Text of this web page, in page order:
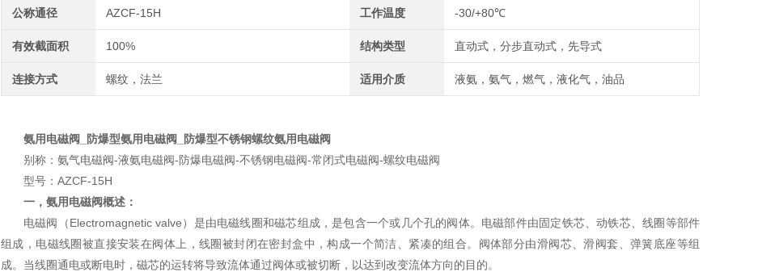
公称通径 AZCF-15H 工作温度 -30/+80℃
有效截面积 100% 结构类型 直动式，分步直动式，先导式
连接方式 螺纹，法兰 适用介质 液氨，氨气，燃气，液化气，油品
氨用电磁阀_防爆型氨用电磁阀_
防爆型不锈钢螺纹氨用电磁阀
别称：氨气电磁阀-液氨电磁阀-防爆电磁阀-不锈钢电磁阀-常闭式电磁阀-螺纹电磁阀
型号：AZCF-15H
一，氨用电磁阀概述：
电磁阀（Electromagnetic valve）是由电磁线圈和磁芯组成，是包含一个或几个孔的阀体。电磁部件由固定铁芯、动铁芯、线圈等部件
组成，电磁线圈被直接安装在阀体上，线圈被封闭在密封盒中，构成一个简洁、紧凑的组合。阀体部分由滑阀芯、滑阀套、弹簧底座等组
成。当线圈通电或断电时，磁芯的运转将导致流体通过阀体或被切断，以达到改变流体方向的目的。